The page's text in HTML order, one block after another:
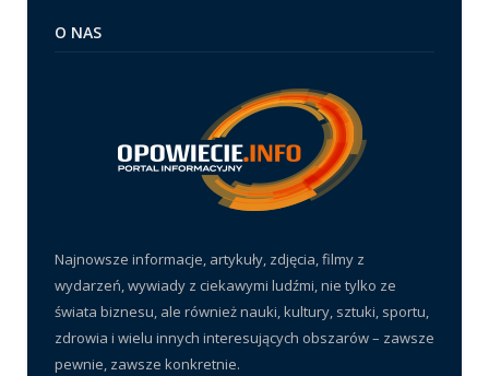
O NAS
Najnowsze informacje, artykuły, zdjęcia, filmy z
wydarzeń, wywiady z ciekawymi ludźmi, nie tylko ze
świata biznesu, ale również nauki, kultury, sztuki, sportu,
zdrowia i wielu innych interesujących obszarów – zawsze
pewnie, zawsze konkretnie.